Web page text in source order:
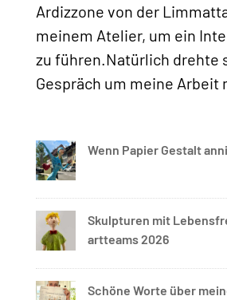
Ardizzone von der
meinem Atelier, um ein
zu führen.Natürlich drehte
Gespräch um meine Arbeit
Wenn Papier Gestalt
Skulpturen mit
artteams 2026
Schöne Worte über